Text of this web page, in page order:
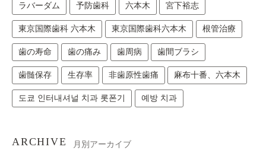
ラバーダム 予防歯科 六本木 宮下裕志
東京国際歯科 六本木 東京国際歯科六本木 根管治療
歯の寿命 歯の痛み 歯周病 歯間ブラシ
歯髄保存 生存率 非歯原性歯痛 麻布十番、六本木
도쿄 인터내셔널 치과 롯폰기 예방 치과
ARCHIVE 月別アーカイブ